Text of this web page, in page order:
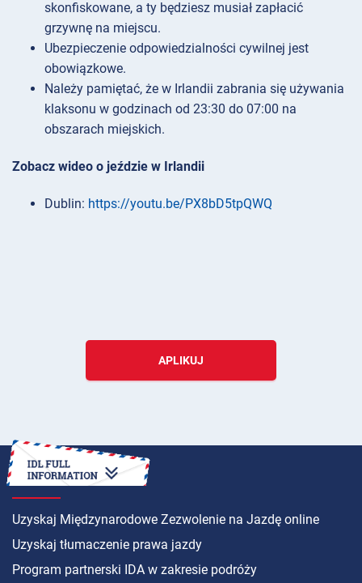
skonfiskowane, a ty będziesz musiał zapłacić
grzywnę na miejscu.
Ubezpieczenie odpowiedzialności cywilnej jest
obowiązkowe.
Należy pamiętać, że w Irlandii zabrania się używania
klaksonu w godzinach od 23:30 do 07:00 na
obszarach miejskich.
Zobacz wideo o jeździe w Irlandii
Dublin: https://youtu.be/PX8bD5tpQWQ
APLIKUJ
INSTRUKCJA
Uzyskaj Międzynarodowe Zezwolenie na Jazdę online
Uzyskaj tłumaczenie prawa jazdy
Program partnerski IDA w zakresie podróży